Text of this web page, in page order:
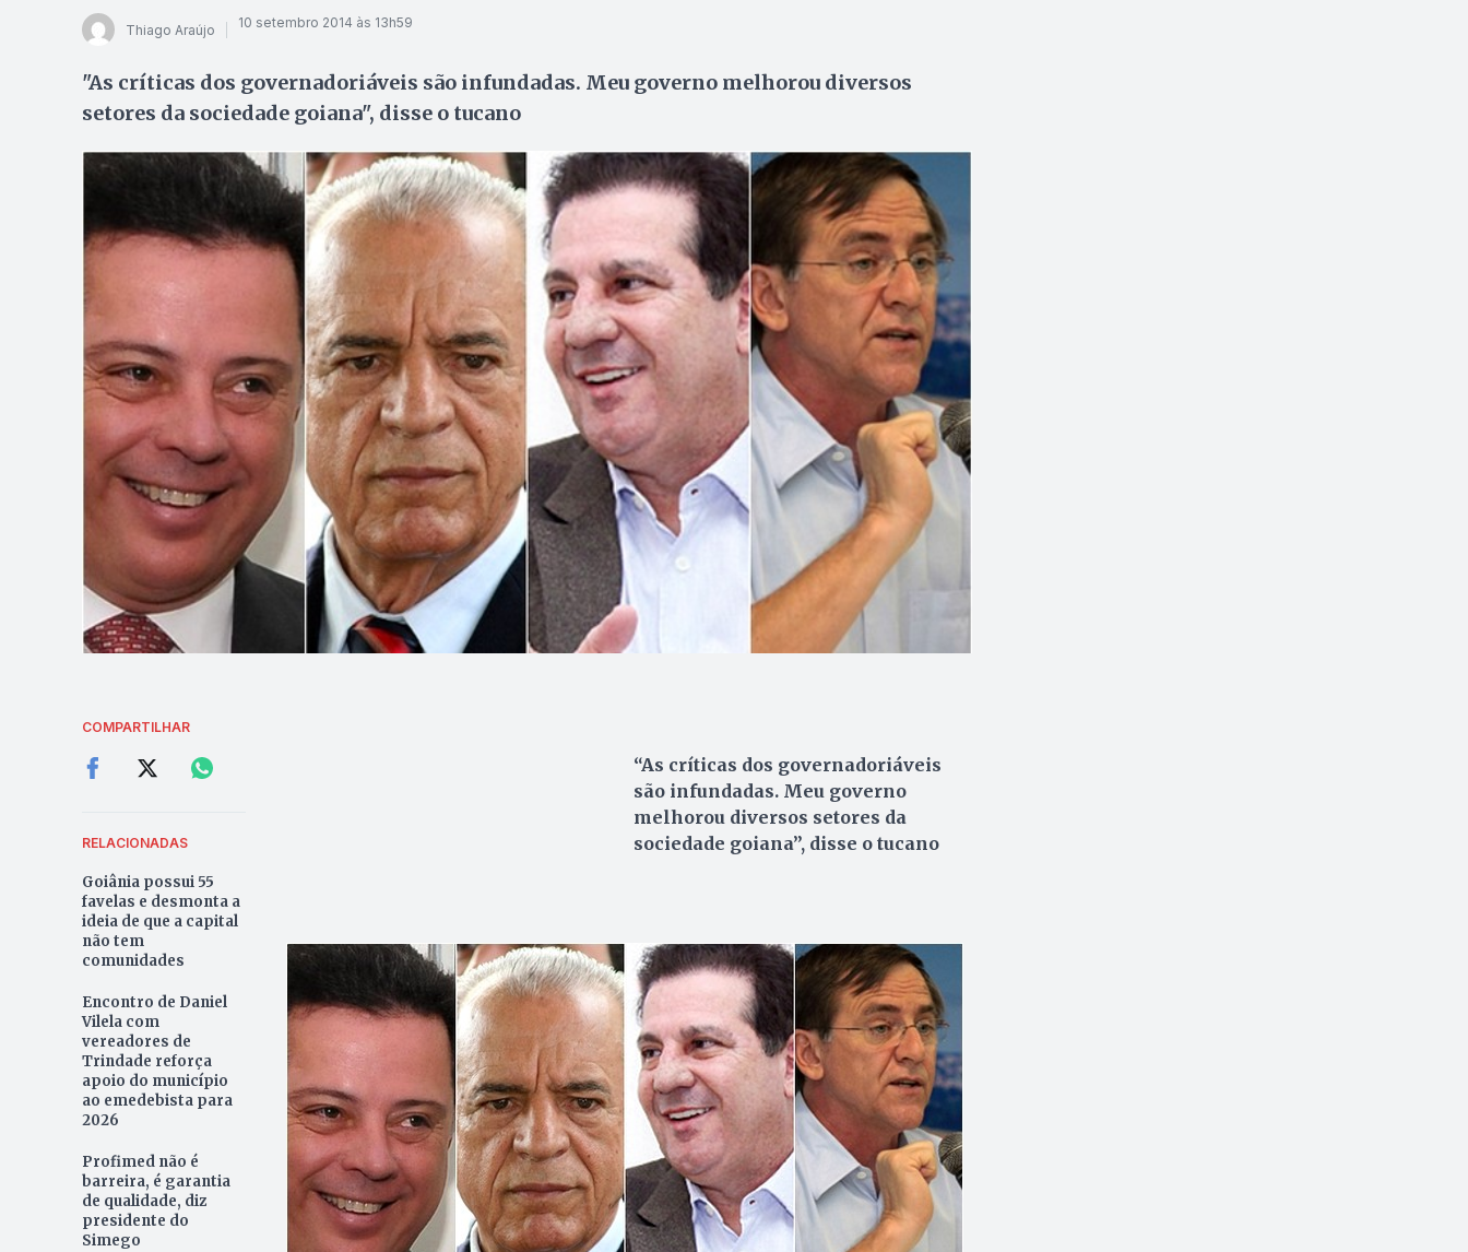
Thiago Araújo 10 setembro 2014 às 13h59
"As críticas dos governadoriáveis são infundadas. Meu governo melhorou diversos
setores da sociedade goiana", disse o tucano
COMPARTILHAR
RELACIONADAS
Goiânia possui 55
favelas e desmonta a
ideia de que a capital
não tem
comunidades
Encontro de Daniel
Vilela com
vereadores de
Trindade reforça
apoio do município
ao emedebista para
2026
Profimed não é
barreira, é garantia
de qualidade, diz
presidente do
Simego
“As críticas dos governadoriáveis
são infundadas. Meu governo
melhorou diversos setores da
sociedade goiana”, disse o tucano